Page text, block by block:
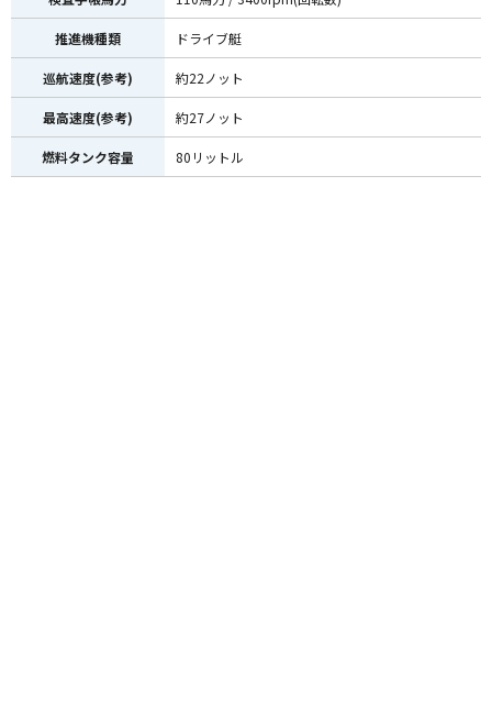
推進機種類 ドライブ艇
巡航速度(参考) 約22ノット
最高速度(参考) 約27ノット
燃料タンク容量 80リットル